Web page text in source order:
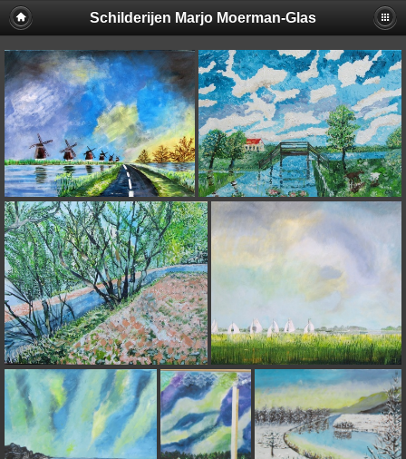
Schilderijen Marjo Moerman-Glas